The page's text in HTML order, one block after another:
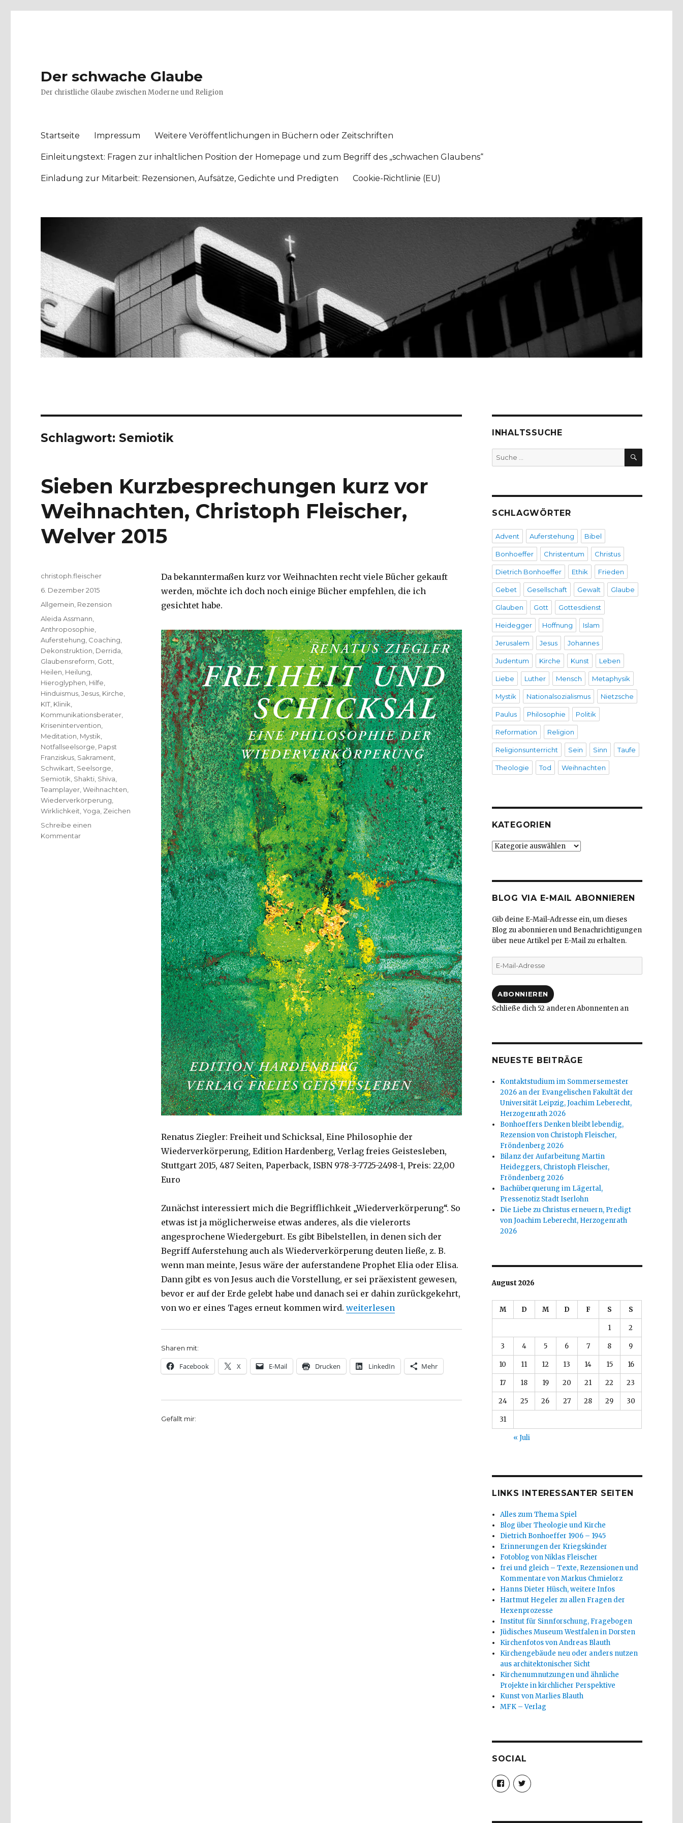
Der schwache Glaube
Der christliche Glaube zwischen Moderne und Religion
Startseite Impressum Weitere Veröffentlichungen in Büchern oder Zeitschriften
Einleitungstext: Fragen zur inhaltlichen Position der Homepage und zum Begriff des „schwachen Glaubens“
Einladung zur Mitarbeit: Rezensionen, Aufsätze, Gedichte und Predigten Cookie-Richtlinie (EU)
Schlagwort: Semiotik
Sieben Kurzbesprechungen kurz vor
Weihnachten, Christoph Fleischer,
Welver 2015
Da bekanntermaßen kurz vor Weihnachten recht viele Bücher gekauft
werden, möchte ich doch noch einige Bücher empfehlen, die ich
gesichtet habe.
Renatus Ziegler: Freiheit und Schicksal, Eine Philosophie der
Wiederverkörperung, Edition Hardenberg, Verlag freies Geistesleben,
Stuttgart 2015, 487 Seiten, Paperback, ISBN 978-3-7725-2498-1, Preis: 22,00
Euro
Zunächst interessiert mich die Begrifflichkeit „Wiederverkörperung“. So
etwas ist ja möglicherweise etwas anderes, als die vielerorts
angesprochene Wiedergeburt. Es gibt Bibelstellen, in denen sich der
Begriff Auferstehung auch als Wiederverkörperung deuten ließe, z. B.
wenn man meinte, Jesus wäre der auferstandene Prophet Elia oder Elisa.
Dann gibt es von Jesus auch die Vorstellung, er sei präexistent gewesen,
bevor er auf der Erde gelebt habe und danach sei er dahin zurückgekehrt,
von wo er eines Tages erneut kommen wird. „Sieben Kurzbesprechungen kurz vor Weihnachten, Christoph Fleischer, Welver
weiterlesen
Sharen mit:
Facebook X E-Mail Drucken LinkedIn Mehr
Gefällt mir:
Autor
christoph.fleischer
Veröffentlicht
am
6. Dezember 2015
Kategorien
Allgemein Rezension
Schlagwörter
Aleida Assmann
Anthroposophie
Auferstehung Coaching
Dekonstruktion Derrida
Glaubensreform Gott
Heilen Heilung
Hieroglyphen Hilfe
Hinduismus ,Jesus Kirche
KIT Klinik
Kommunikationsberater
Krisenintervention
Meditation Mystik
Notfallseelsorge Papst
Franziskus Sakrament
Schwikart Seelsorge
Semiotik Shakti Shiva
Teamplayer ,Weihnachten
Wiederverkörperung
Wirklichkeit ,Yoga Zeichen
Schreibe einen
Kommentarzu
INHALTSSUCHE
Suche
nach:
SUCHEN
SCHLAGWÖRTER
Advent Auferstehung Bibel
Bonhoeffer Christentum Christus
Dietrich Bonhoeffer Ethik Frieden
Gebet Gesellschaft Gewalt Glaube
Glauben Gott Gottesdienst
Heidegger Hoffnung Islam
Jerusalem Jesus Johannes
Judentum Kirche Kunst Leben
Liebe Luther Mensch Metaphysik
Mystik Nationalsozialismus Nietzsche
Paulus Philosophie Politik
Reformation Religion
Religionsunterricht Sein Sinn Taufe
Theologie Tod Weihnachten
KATEGORIEN
Kategorien
BLOG VIA E-MAIL ABONNIEREN
Gib deine E-Mail-Adresse ein, um dieses
Blog zu abonnieren und Benachrichtigungen
über neue Artikel per E-Mail zu erhalten.
E-
Mail-
ABONNIEREN
Schließe dich 52 anderen Abonnenten an
NEUESTE BEITRÄGE
Kontaktstudium im Sommersemester
2026 an der Evangelischen Fakultät der
Universität Leipzig, Joachim Leberecht,
Herzogenrath 2026
Bonhoeffers Denken bleibt lebendig,
Rezension von Christoph Fleischer,
Fröndenberg 2026
Bilanz der Aufarbeitung Martin
Heideggers, Christoph Fleischer,
Fröndenberg 2026
Bachüberquerung im Lägertal,
Pressenotiz Stadt Iserlohn
Die Liebe zu Christus erneuern, Predigt
von Joachim Leberecht, Herzogenrath
2026
August 2026
M D M D F S S
1 2
3 4 5 6 7 8 9
10 11 12 13 14 15 16
17 18 19 20 21 22 23
24 25 26 27 28 29 30
31
« Juli
LINKS INTERESSANTER SEITEN
Alles zum Thema Spiel
Blog über Theologie und Kirche
Dietrich Bonhoeffer 1906 – 1945
Erinnerungen der Kriegskinder
Fotoblog von Niklas Fleischer
frei und gleich – Texte, Rezensionen und
Kommentare von Markus Chmielorz
Hanns Dieter Hüsch, weitere Infos
Hartmut Hegeler zu allen Fragen der
Hexenprozesse
Institut für Sinnforschung, Fragebogen
Jüdisches Museum Westfalen in Dorsten
Kirchenfotos von Andreas Blauth
Kirchengebäude neu oder anders nutzen
aus architektonischer Sicht
Kirchenumnutzungen und ähnliche
Projekte in kirchlicher Perspektive
Kunst von Marlies Blauth
MFK – Verlag
SOCIAL
Profil
von
christoph.fleischer1
anzeigen
Profil
von
anzeigen